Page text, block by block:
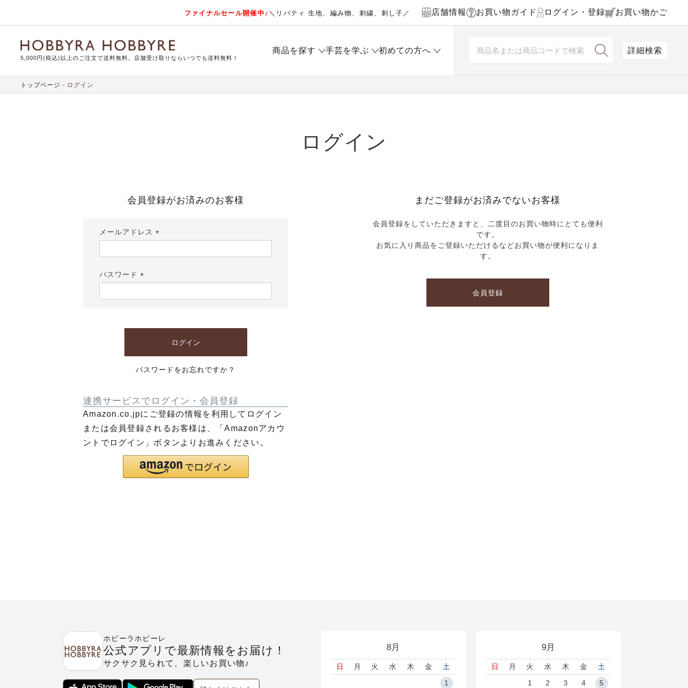
ファイナルセール開催中♪ ＼リバティ 生地、編み物、刺繍、刺し子／ 店舗情報 お買い物ガイド ログイン・登録 お買い物かご
5,000円(税込)以上のご注文で送料無料。店舗受け取りならいつでも送料無料！
商品を探す 手芸を学ぶ 初めての方へ 詳細検索
トップページ ログイン
ログイン
会員登録がお済みのお客様
メールアドレス
須)
パスワード
須)
ログイン
パスワードをお忘れですか？
連携サービスでログイン・会員登録
Amazon.co.jpにご登録の情報を利用してログイン
または会員登録されるお客様は、「Amazonアカウ
ントでログイン」ボタンよりお進みください。
まだご登録がお済みでないお客様
会員登録をしていただきますと、二度目のお買い物時にとても便利
です。
お気に入り商品をご登録いただけるなどお買い物が便利になりま
す。
会員登録
8月
日 月 火 水 木 金
土
1
9月
日 月 火 水 木 金
土
1
2 3 4 5
ホビーラホビーレ
公式アプリで最新情報をお届け！
サクサク見られて、楽しいお買い物♪